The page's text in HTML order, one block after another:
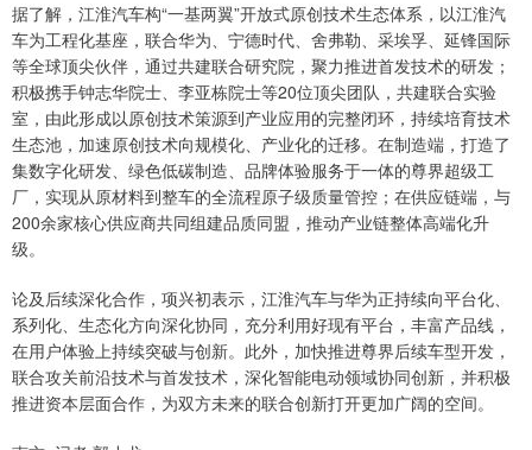
据了解，江淮汽车构“一基两翼”开放式原创技术生态体系，以江淮汽
车为工程化基座，联合华为、宁德时代、舍弗勒、采埃孚、延锋国际
等全球顶尖伙伴，通过共建联合研究院，聚力推进首发技术的研发；
积极携手钟志华院士、李亚栋院士等20位顶尖团队，共建联合实验
室，由此形成以原创技术策源到产业应用的完整闭环，持续培育技术
生态池，加速原创技术向规模化、产业化的迁移。在制造端，打造了
集数字化研发、绿色低碳制造、品牌体验服务于一体的尊界超级工
厂，实现从原材料到整车的全流程原子级质量管控；在供应链端，与
200余家核心供应商共同组建品质同盟，推动产业链整体高端化升
级。
论及后续深化合作，项兴初表示，江淮汽车与华为正持续向平台化、
系列化、生态化方向深化协同，充分利用好现有平台，丰富产品线，
在用户体验上持续突破与创新。此外，加快推进尊界后续车型开发，
联合攻关前沿技术与首发技术，深化智能电动领域协同创新，并积极
推进资本层面合作，为双方未来的联合创新打开更加广阔的空间。